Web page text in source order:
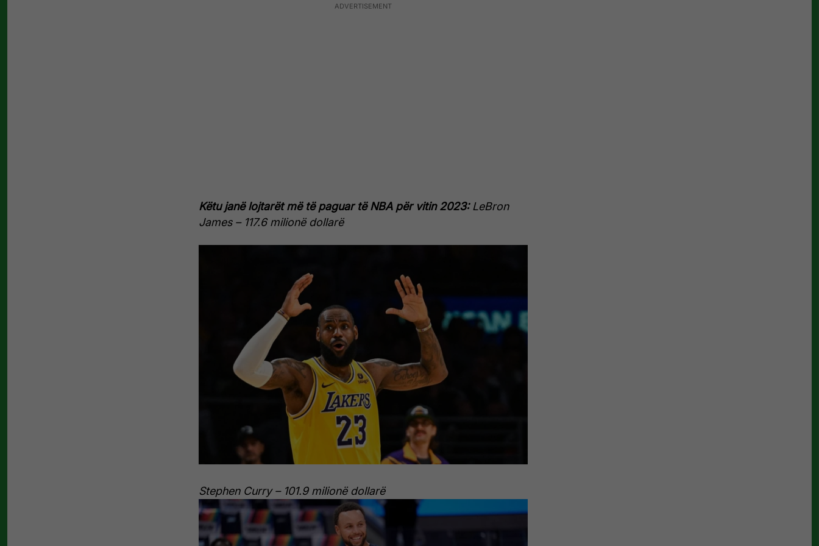
Këtu janë lojtarët më të paguar të NBA për vitin 2023: LeBron
James – 117.6 milionë dollarë
Stephen Curry – 101.9 milionë dollarë